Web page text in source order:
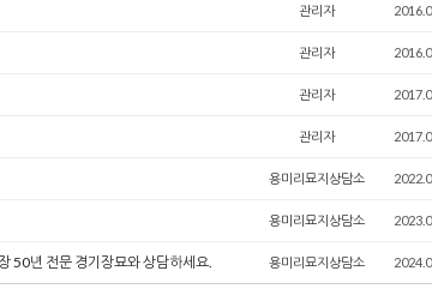
관리자
관리자
관리자
관리자
용미리묘지상담소
용미리묘지상담소
50년 전문 경기장묘와 상담하세요. 용미리묘지상담소